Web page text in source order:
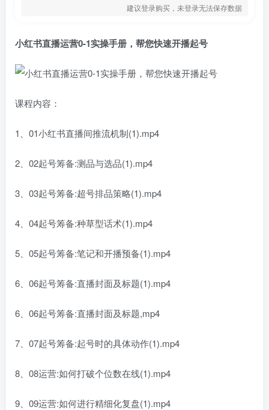
建议登录购买，未登录无法保存数据
小红书直播运营0-1实操手册，帮您快速开播起号
课程内容：
1、01小红书直播间推流机制(1).mp4
2、02起号筹备:测品与选品(1).mp4
3、03起号筹备:超号排品策略(1).mp4
4、04起号筹备:种草型话术(1).mp4
5、05起号筹备:笔记和开播预备(1).mp4
6、06起号筹备:直播封面及标题(1).mp4
6、06起号筹备:直播封面及标题,mp4
7、07起号筹备:起号时的具体动作(1).mp4
8、08运营:如何打破个位数在线(1).mp4
9、09运营:如何进行精细化复盘(1).mp4